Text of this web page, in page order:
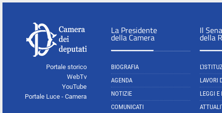
Portale storico
WebTv
YouTube
Portale Luce - Camera
La Presidente
della Camera
BIOGRAFIA
AGENDA
NOTIZIE
COMUNICATI
Il
della
LAVORI
LEGGI E